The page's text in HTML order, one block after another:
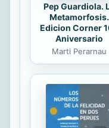
Pep Guardiola.
Metamorfosis.
Edicion Corner
Aniversario
Marti Perarnau